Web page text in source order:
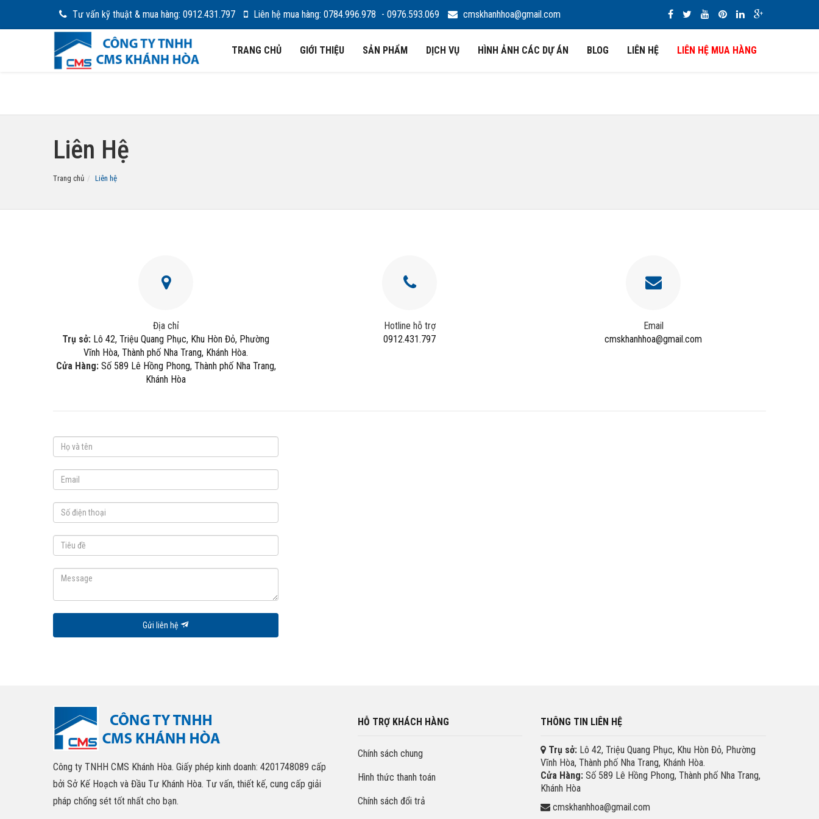
Tư vấn kỹ thuật & mua hàng: 0912.431.797 Liên hệ mua hàng: 0784.996.978 - 0976.593.069 cmskhanhhoa@gmail.com
TRANG CHỦ GIỚI THIỆU SẢN PHẨM DỊCH VỤ HÌNH ẢNH CÁC DỰ ÁN BLOG LIÊN HỆ LIÊN HỆ MUA HÀNG
Liên Hệ
Trang chủ Liên hệ
Địa chỉ
Trụ sở: Lô 42, Triệu Quang Phục, Khu Hòn Đỏ, Phường
Vĩnh Hòa, Thành phố Nha Trang, Khánh Hòa.
Cửa Hàng: Số 589 Lê Hồng Phong, Thành phố Nha Trang,
Khánh Hòa
Hotline hỗ trợ
0912.431.797
Email
cmskhanhhoa@gmail.com
Gửi liên hệ
Công ty TNHH CMS Khánh Hòa. Giấy phép kinh doanh: 4201748089 cấp
bởi Sở Kế Hoạch và Đầu Tư Khánh Hòa. Tư vấn, thiết kế, cung cấp giải
pháp chống sét tốt nhất cho bạn.
HỖ TRỢ KHÁCH HÀNG
Chính sách chung
Hình thức thanh toán
Chính sách đổi trả
THÔNG TIN LIÊN HỆ
Trụ sở: Lô 42, Triệu Quang Phục, Khu Hòn Đỏ, Phường
Vĩnh Hòa, Thành phố Nha Trang, Khánh Hòa.
Cửa Hàng: Số 589 Lê Hồng Phong, Thành phố Nha Trang,
Khánh Hòa
cmskhanhhoa@gmail.com